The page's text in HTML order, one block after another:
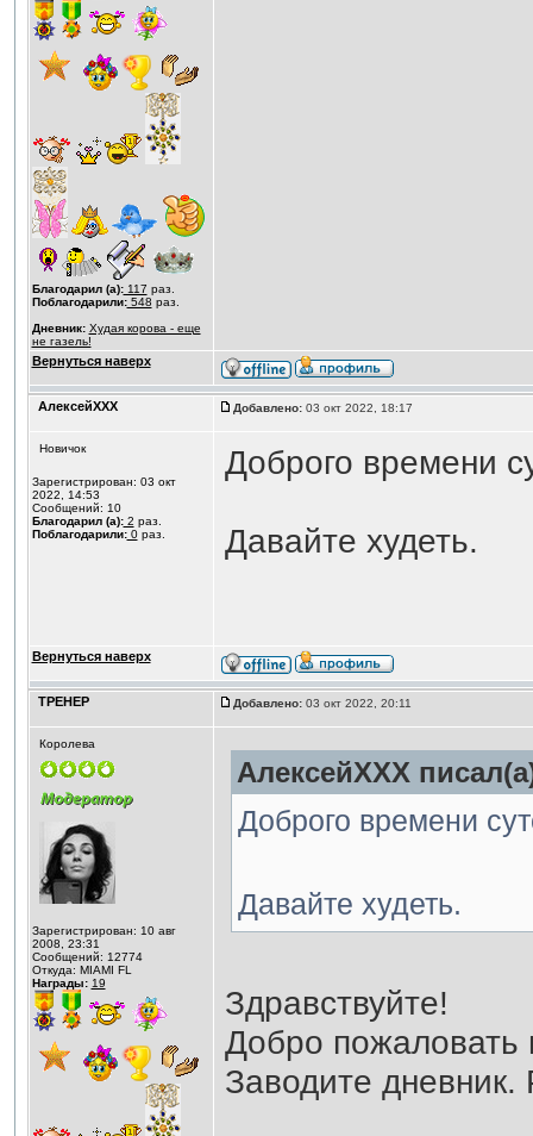
Благодарил (а):117 раз.
Поблагодарили:548 раз.
Дневник: Худая корова - еще
не газель!
Вернуться наверх
АлексейXXX Добавлено:03 окт 2022, 18:17
Новичок
Зарегистрирован: 03 окт
2022, 14:53
Сообщений: 10
Благодарил (а):2 раз.
Поблагодарили:0раз.
Доброго времени
Давайте худеть.
Вернуться наверх
ТРЕНЕР Добавлено:03 окт 2022, 20:11
Королева
Зарегистрирован: 10 авг
2008, 23:31
Сообщений: 12774
Откуда: MIAMI FL
Награды: 19
АлексейXXX
Доброго времени
Давайте худеть.
Здравствуйте!
Добро пожаловать
Заводите дневник.